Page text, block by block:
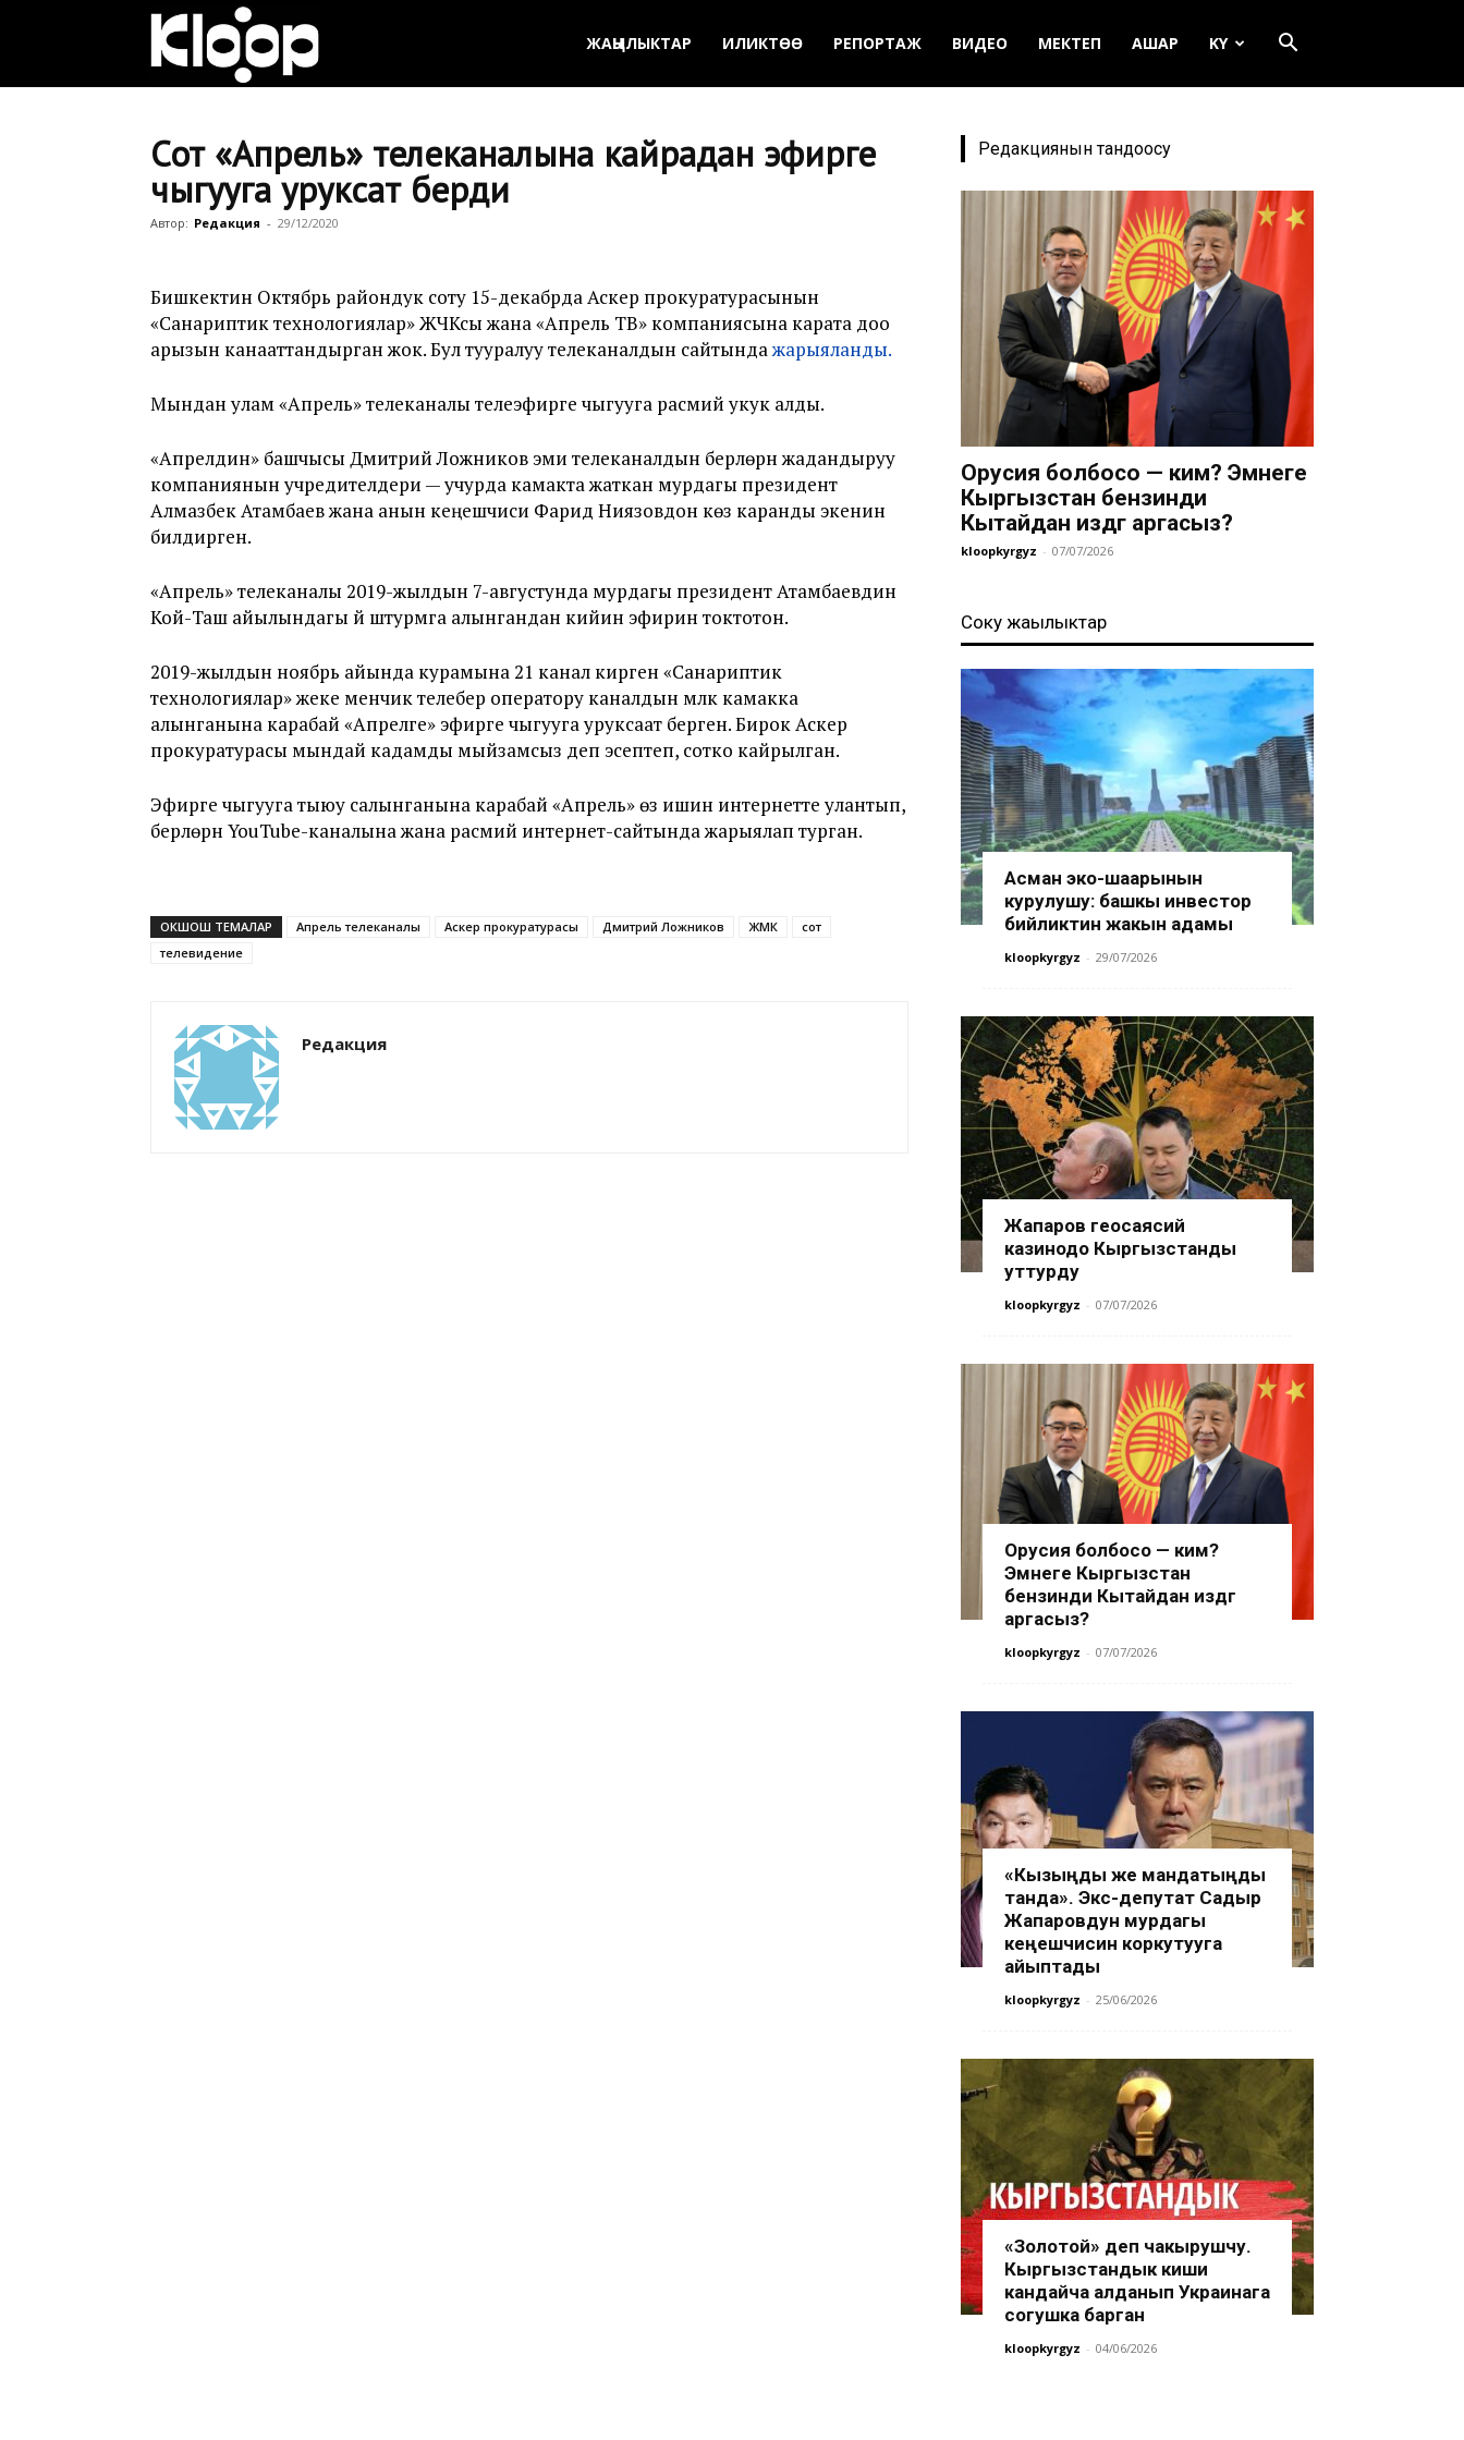
|
Кыргызстан
ЖАҢЫЛЫКТАР ИЛИКТӨӨ РЕПОРТАЖ ВИДЕО МЕКТЕП АШАР KY
Сот «Апрель» телеканалына кайрадан эфирге
чыгууга уруксат берди
Автор: Редакция - 29/12/2020
Бишкектин Октябрь райондук соту 15-декабрда Аскер прокуратурасынын
«Санариптик технологиялар» ЖЧКсы жана «Апрель ТВ» компаниясына карата доо
арызын канааттандырган жок. Бул тууралуу телеканалдын сайтындажарыяланды.
Мындан улам «Апрель» телеканалы телеэфирге чыгууга расмий укук алды.
«Апрелдин» башчысы Дмитрий Ложников эми телеканалдын берүүлөрүн жадандыруу
компаниянын учредителдери — учурда камакта жаткан мурдагы президент
Алмазбек Атамбаев жана анын кеңешчиси Фарид Ниязовдон көз каранды экенин
билдирген.
«Апрель» телеканалы 2019-жылдын 7-августунда мурдагы президент Атамбаевдин
Кой-Таш айылындагы үйү штурмга алынгандан кийин эфирин токтотон.
2019-жылдын ноябрь айында курамына 21 канал кирген «Санариптик
технологиялар» жеке менчик телеберүү оператору каналдын мүлкү камакка
алынганына карабай «Апрелге» эфирге чыгууга уруксаат берген. Бирок Аскер
прокуратурасы мындай кадамды мыйзамсыз деп эсептеп, сотко кайрылган.
Эфирге чыгууга тыюу салынганына карабай «Апрель» өз ишин интернетте улантып,
берүүлөрүн YouTube-каналына жана расмий интернет-сайтында жарыялап турган.
ОКШОШ ТЕМАЛАР Апрель телеканалы Аскер прокуратурасы Дмитрий Ложников ЖМК
сот
телевидение
Редакция
Редакциянын тандоосу
Орусия болбосо — ким? Эмнеге
Кыргызстан бензинди
Кытайдан издөөгө аргасыз?
kloopkyrgyz - 07/07/2026
Соңку жаңылыктар
Асман эко-шаарынын
курулушу: башкы инвестор
бийликтин жакын адамы
kloopkyrgyz - 29/07/2026
Жапаров геосаясий
казинодо Кыргызстанды
уттурду
kloopkyrgyz - 07/07/2026
Орусия болбосо — ким?
Эмнеге Кыргызстан
бензинди Кытайдан издөөгө
аргасыз?
kloopkyrgyz - 07/07/2026
«Кызыңды же мандатыңды
танда». Экс-депутат Садыр
Жапаровдун мурдагы
кеңешчисин коркутууга
айыптады
kloopkyrgyz - 25/06/2026
«Золотой» деп чакырушчу.
Кыргызстандык киши
кандайча алданып Украинага
согушка барган
kloopkyrgyz - 04/06/2026